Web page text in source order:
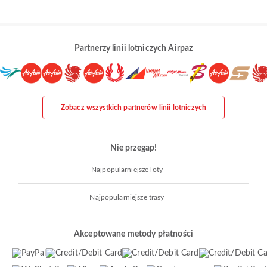
Partnerzy linii lotniczych Airpaz
Zobacz wszystkich partnerów linii lotniczych
Nie przegap!
Najpopularniejsze loty
Najpopularniejsze trasy
Akceptowane metody płatności